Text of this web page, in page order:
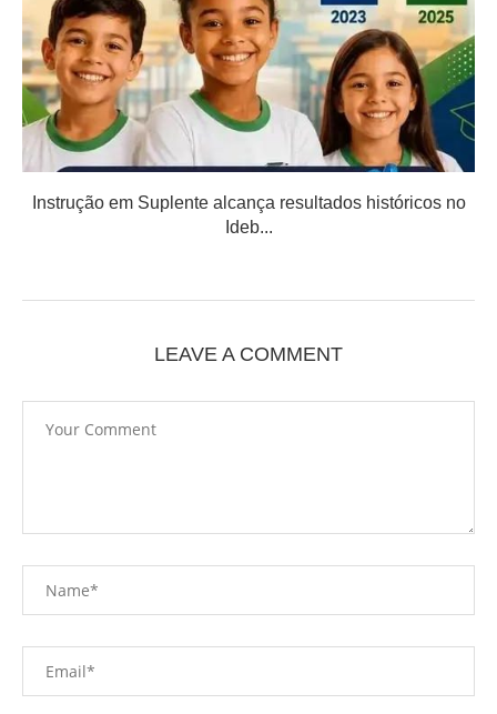
Instrução em Suplente alcança resultados históricos no
Ideb...
LEAVE A COMMENT